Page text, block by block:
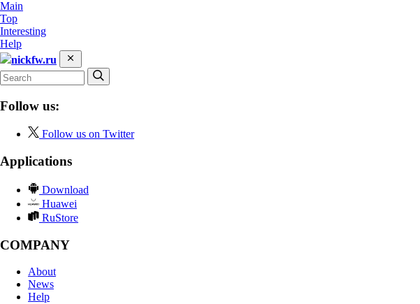
Main
Top
Interesting
Help
nickfw.ru
Follow us:
Follow us on Twitter
Applications
Download
Huawei
RuStore
COMPANY
About
News
Help